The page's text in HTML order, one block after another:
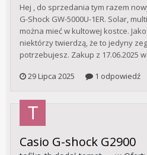
Hej , do sprzedania tym razem
G-Shock GW-5000U-1ER. Solar,
można mieć w kultowej kostce.
niektórzy twierdzą, że to jedyny
potrzebujesz. Zakup z 17.06.2025
29 Lipca 2025
1 odpowiedź
Casio G-shock G2900